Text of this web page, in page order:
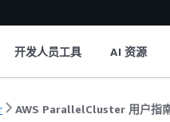
开发人员工具 AI 资源
AWS ParallelCluster 用户指